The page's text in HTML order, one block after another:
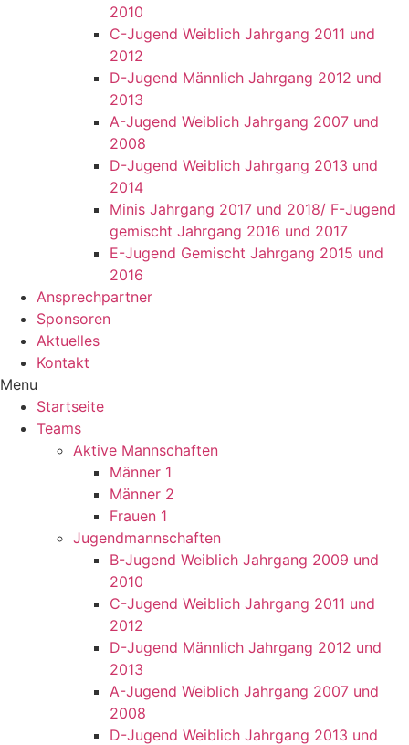
2010
C-Jugend Weiblich Jahrgang 2011 und
2012
D-Jugend Männlich Jahrgang 2012 und
2013
A-Jugend Weiblich Jahrgang 2007 und
2008
D-Jugend Weiblich Jahrgang 2013 und
2014
Minis Jahrgang 2017 und 2018/ F-Jugend
gemischt Jahrgang 2016 und 2017
E-Jugend Gemischt Jahrgang 2015 und
2016
Ansprechpartner
Sponsoren
Aktuelles
Kontakt
Menu
Startseite
Teams
Aktive Mannschaften
Männer 1
Männer 2
Frauen 1
Jugendmannschaften
B-Jugend Weiblich Jahrgang 2009 und
2010
C-Jugend Weiblich Jahrgang 2011 und
2012
D-Jugend Männlich Jahrgang 2012 und
2013
A-Jugend Weiblich Jahrgang 2007 und
2008
D-Jugend Weiblich Jahrgang 2013 und